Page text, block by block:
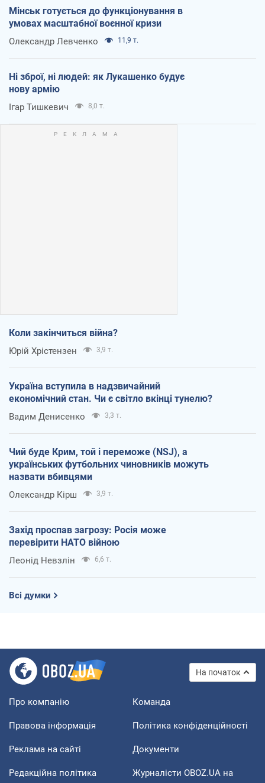
Мінськ готується до функціонування в
умовах масштабної воєнної кризи
Олександр Левченко 11,9 т.
Ні зброї, ні людей: як Лукашенко будує
нову армію
Ігар Тишкевич 8,0 т.
Коли закінчиться війна?
Юрій Хрістензен 3,9 т.
Україна вступила в надзвичайний
економічний стан. Чи є світло вкінці тунелю?
Вадим Денисенко 3,3 т.
Чий буде Крим, той і переможе (NSJ), а
українських футбольних чиновників можуть
назвати вбивцями
Олександр Кірш 3,9 т.
Захід проспав загрозу: Росія може
перевірити НАТО війною
Леонід Невзлін 6,6 т.
Всі думки
На початок
Про компанію Команда
Правова інформація Політика конфіденційності
Реклама на сайті Документи
Редакційна політика
Журналісти OBOZ.UA на